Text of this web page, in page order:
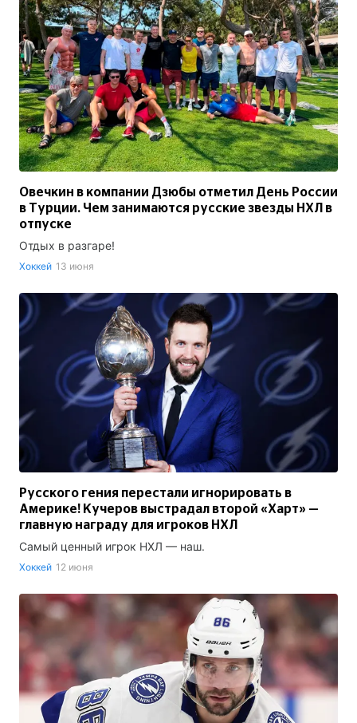
Овечкин в компании Дзюбы отметил День России
в Турции. Чем занимаются русские звезды НХЛ в
отпуске
Отдых в разгаре!
Хоккей 13 июня
Русского гения перестали игнорировать в
Америке! Кучеров выстрадал второй «Харт» —
главную награду для игроков НХЛ
Самый ценный игрок НХЛ — наш.
Хоккей 12 июня